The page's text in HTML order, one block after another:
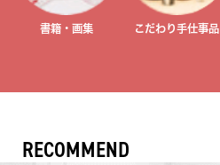
書籍・画集 こだわり手仕事品
RECOMMEND